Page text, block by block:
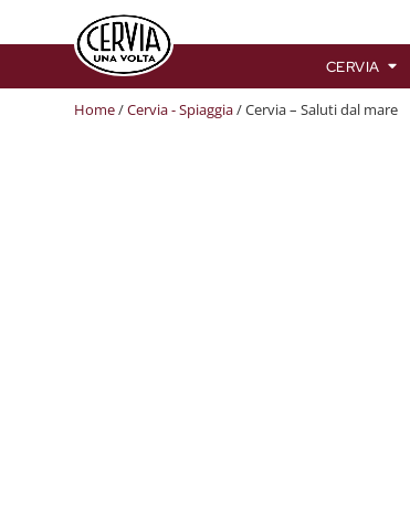
CERVIA
Home/Cervia - Spiaggia/ Cervia – Saluti dal mare